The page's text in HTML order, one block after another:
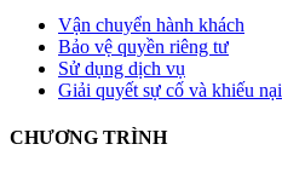
Vận chuyển hành khách
Bảo vệ quyền riêng tư
Sử dụng dịch vụ
Giải quyết sự cố và khiếu nại
CHƯƠNG TRÌNH